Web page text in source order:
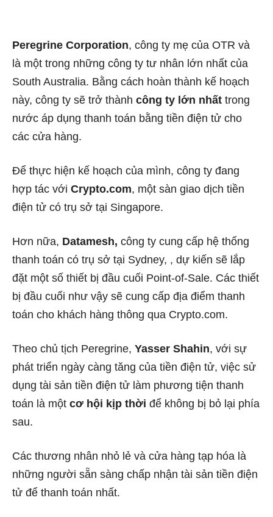
Peregrine Corporation, công ty mẹ của OTR và
là một trong những công ty tư nhân lớn nhất của
South Australia. Bằng cách hoàn thành kế hoạch
này, công ty sẽ trở thành công ty lớn nhất trong
nước áp dụng thanh toán bằng tiền điện tử cho
các cửa hàng.
Để thực hiện kế hoạch của mình, công ty đang
hợp tác với Crypto.com, một sàn giao dịch tiền
điện tử có trụ sở tại Singapore.
Hơn nữa, Datamesh, công ty cung cấp hệ thống
thanh toán có trụ sở tại Sydney, , dự kiến ​​sẽ lắp
đặt một số thiết bị đầu cuối Point-of-Sale. Các thiết
bị đầu cuối như vậy sẽ cung cấp địa điểm thanh
toán cho khách hàng thông qua Crypto.com.
Theo chủ tịch Peregrine, Yasser Shahin, với sự
phát triển ngày càng tăng của tiền điện tử, việc sử
dụng tài sản tiền điện tử làm phương tiện thanh
toán là một cơ hội kịp thời để không bị bỏ lại phía
sau.
Các thương nhân nhỏ lẻ và cửa hàng tạp hóa là
những người sẵn sàng chấp nhận tài sản tiền điện
tử để thanh toán nhất.